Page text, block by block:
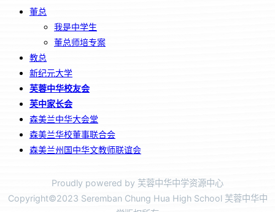
董总
我是中学生
董总师培专案
教总
新纪元大学
芙蓉中华校友会
芙中家长会
森美兰中华大会堂
森美兰华校董事联合会
森美兰州国中华文教师联谊会
Proudly powered by 芙蓉中华中学资源中心
Copyright©2023 Seremban Chung Hua High School 芙蓉中华中